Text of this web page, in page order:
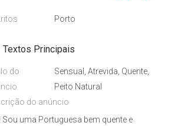
Porto
Textos Principais
do
Sensual, Atrevida, Quente,
Peito Natural
do anúncio
Sou uma Portuguesa bem quente e